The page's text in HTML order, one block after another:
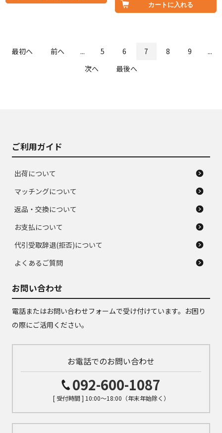
カートに入れる
最初へ 前へ ... 5 6 7 8 9
...
次へ
最後へ
ご利用ガイド
出荷について
マッチングについて
返品・交換について
お支払について
代引受取辞退(拒否)について
よくあるご質問
お問い合わせ
電話またはお問い合わせフォームで受け付けています。お困り
の際にご活用ください。
お電話でのお問い合わせ
092-600-1087
[ 受付時間 ] 10:00～18:00（年末年始除く）